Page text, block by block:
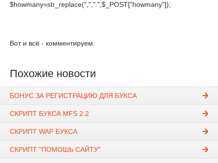
$howmany=str_replace(",",".",$_POST["howmany"]);
Вот и всё - комментируем.
Похожие новости
БОНУС ЗА РЕГИСТРАЦИЮ ДЛЯ БУКСА
СКРИПТ БУКСА MFS 2.2
СКРИПТ WAP БУКСА
СКРИПТ "ПОМОШЬ САЙТУ"